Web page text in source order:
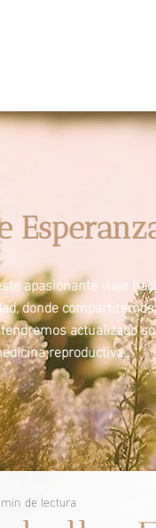
apasionante viaje
donde
actualizado
reproductiva.
de lectura